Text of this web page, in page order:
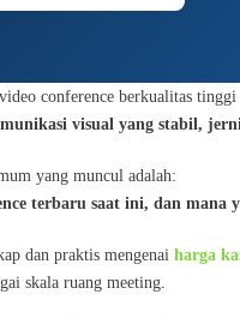
conference berkualitas
visual yang stabil,
yang muncul adalah:
terbaru saat ini, dan mana
dan praktis mengenai harga
skala ruang meeting.